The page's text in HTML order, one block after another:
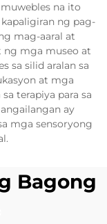
na ito
ng pag-
mag-aaral at
ng mga museo at
sa silid aralan sa
at mga
terapiya para sa
ay
mga sensoryong
Bagong